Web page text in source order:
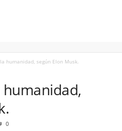
humanidad, según Elon Musk.
humanidad,
0